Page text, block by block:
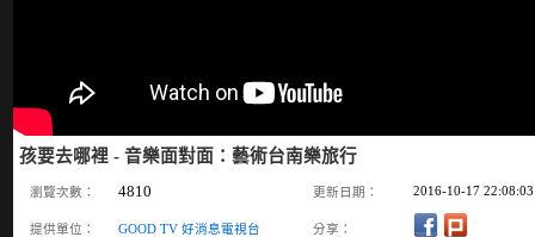
孩要去哪裡 - 音樂面對面：藝術台南樂旅行
瀏覽次數： 4810 更新日期： 2016-10-17 22:08:03
提供單位： GOOD TV 好消息電視台 分享：